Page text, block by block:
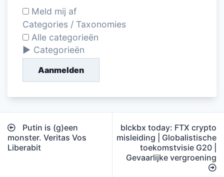
Meld mij af
Categories / Taxonomies
Alle categorieën
Categorieën
Aanmelden
Bericht
navigatie
Putin is (g)een
monster. Veritas Vos
Liberabit
blckbx today: FTX crypto
misleiding | Globalistische
toekomstvisie G20 |
Gevaarlijke vergroening